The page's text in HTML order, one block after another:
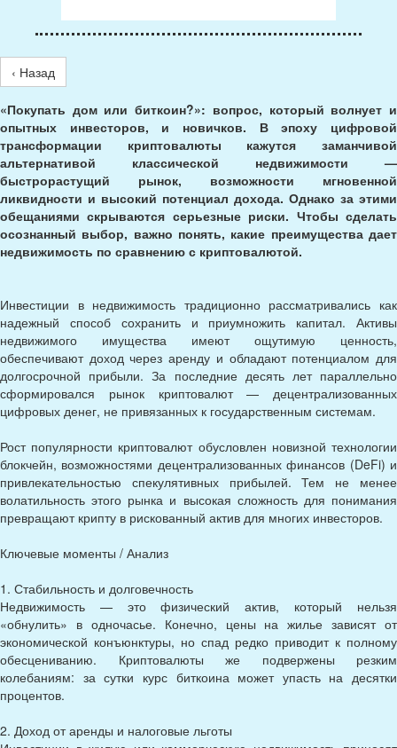
‹ Назад
«Покупать дом или биткоин?»: вопрос, который волнует и
опытных инвесторов, и новичков. В эпоху цифровой
трансформации криптовалюты кажутся заманчивой
альтернативой классической недвижимости —
быстрорастущий рынок, возможности мгновенной
ликвидности и высокий потенциал дохода. Однако за этими
обещаниями скрываются серьезные риски. Чтобы сделать
осознанный выбор, важно понять, какие преимущества дает
недвижимость по сравнению с криптовалютой.
Инвестиции в недвижимость традиционно рассматривались как
надежный способ сохранить и приумножить капитал. Активы
недвижимого имущества имеют ощутимую ценность,
обеспечивают доход через аренду и обладают потенциалом для
долгосрочной прибыли. За последние десять лет параллельно
сформировался рынок криптовалют — децентрализованных
цифровых денег, не привязанных к государственным системам.
Рост популярности криптовалют обусловлен новизной технологии
блокчейн, возможностями децентрализованных финансов (DeFi) и
привлекательностью спекулятивных прибылей. Тем не менее
волатильность этого рынка и высокая сложность для понимания
превращают крипту в рискованный актив для многих инвесторов.
Ключевые моменты / Анализ
1. Стабильность и долговечность
Недвижимость — это физический актив, который нельзя
«обнулить» в одночасье. Конечно, цены на жилье зависят от
экономической конъюнктуры, но спад редко приводит к полному
обесцениванию. Криптовалюты же подвержены резким
колебаниям: за сутки курс биткоина может упасть на десятки
процентов.
2. Доход от аренды и налоговые льготы